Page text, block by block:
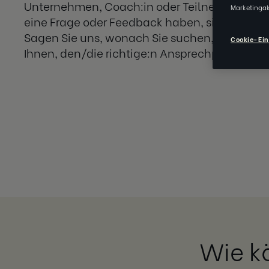
Unternehmen, Coach:in oder Teilnehmer:in?
eine Frage oder Feedback haben, sind Sie hier
Sagen Sie uns, wonach Sie suchen, und wir
Ihnen, den/die richtige:n Ansprechpartner:in
Wie
Cookie-